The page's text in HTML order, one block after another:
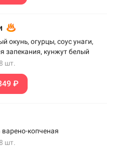
окунь, огурцы, соус унаги,
запекания, кунжут белый
8 шт.
₽
варено-копченая
8 шт.